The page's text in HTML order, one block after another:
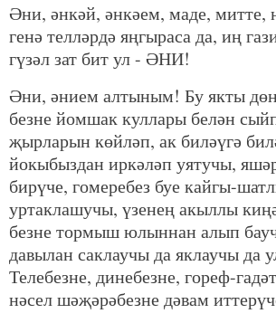
Әни, әнкәй, әнкәем, маде, митте,
генә телләрдә яңгыраса да, иң
гүзәл зат бит ул - ӘНИ!
Әни, әнием алтыным! Бу якты
безне йомшак куллары белән
җырларын көйләп, ак биләүгә
йокыбыздан иркәләп уятучы,
бирүче, гомеребез буе кайгы-
уртаклашучы, үзенең акыллы
безне тормыш юлыннан алып
давылан саклаучы да яклаучы да
Телебезне, динебезне, гореф-
нәсел шәҗәрәбезне дәвам